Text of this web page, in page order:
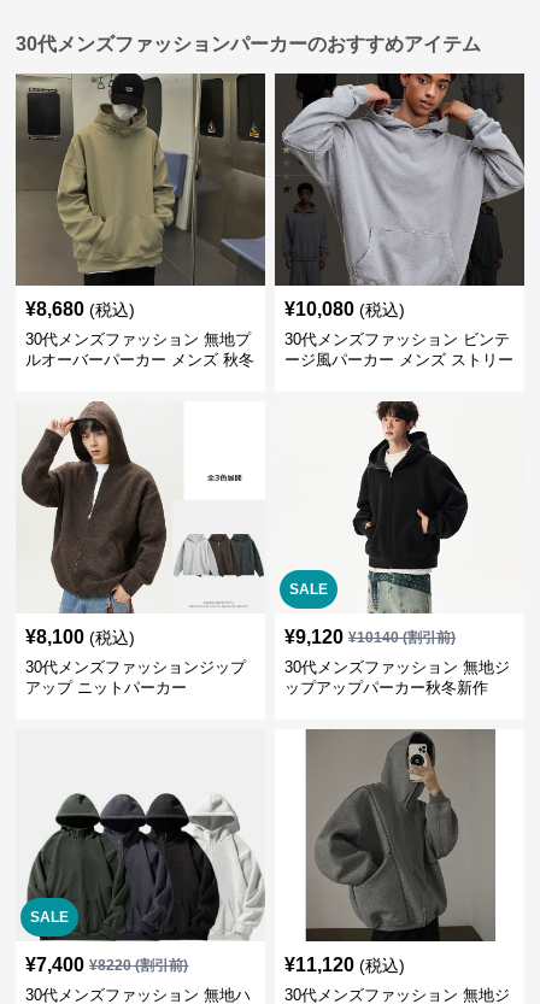
30代メンズファッションパーカーのおすすめアイテム
¥8,680 (税込)
30代メンズファッション 無地プ
ルオーバーパーカー メンズ 秋冬
¥10,080 (税込)
30代メンズファッション ビンテ
ージ風パーカー メンズ ストリー
¥8,100 (税込)
30代メンズファッションジップ
アップ ニットパーカー
SALE
¥9,120 ¥10140(割引前)
30代メンズファッション 無地ジ
ップアップパーカー秋冬新作
SALE
¥7,400 ¥8220(割引前)
30代メンズファッション 無地ハ
¥11,120 (税込)
30代メンズファッション 無地ジ